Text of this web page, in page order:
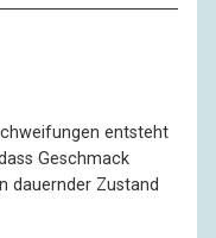
entsteht
Geschmack
dauernder Zustand